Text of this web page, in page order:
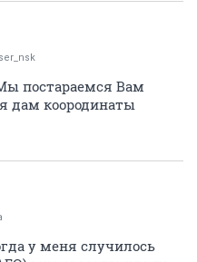
постараемся Вам
дам коородинаты
у меня случилось